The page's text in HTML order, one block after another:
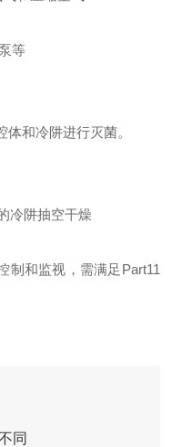
等
和冷阱进行灭菌。
阱抽空干燥
和监视，需满足Part11
同